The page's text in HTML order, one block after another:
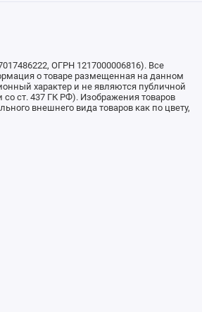
ОГРН 1217000006816). Все
о товаре размещенная на данном
характер и не являются публичной
со ст. 437 ГК РФ). Изображения товаров
внешнего вида товаров как по цвету,